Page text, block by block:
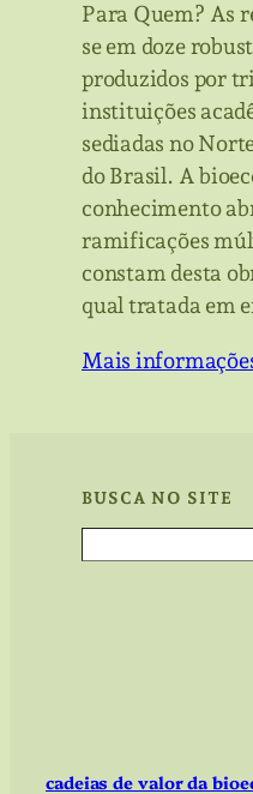
Para Quem? As
se em doze
produzidos por
instituições
sediadas no
do Brasil. A
conhecimento
ramificações
constam desta
qual tratada em
Mais
BUSCA NO SITE
cadeias de valor da